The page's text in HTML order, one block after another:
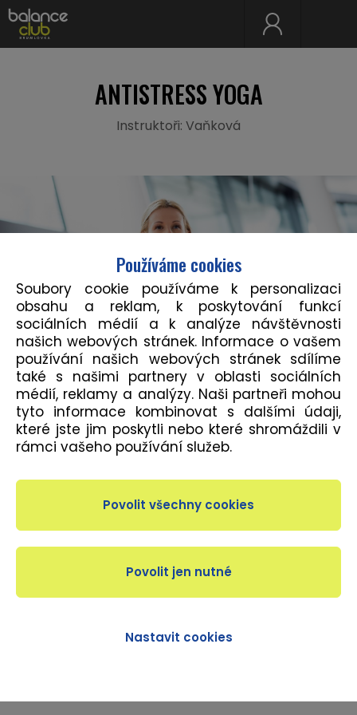
ANTISTRESS YOGA
Instruktoři: Vaňková
POPIS
Dechovým cvičením dochází k uvolňování
rovnováze těla. Lekce je vhodná pro začátečníky i
Používáme cookies
Soubory cookie používáme k personalizaci
obsahu a reklam, k poskytování funkcí
sociálních médií a k analýze návštěvnosti
našich webových stránek. Informace o vašem
používání našich webových stránek sdílíme
také s našimi partnery v oblasti sociálních
médií, reklamy a analýzy. Naši partneři mohou
tyto informace kombinovat s dalšími údaji,
které jste jim poskytli nebo které shromáždili v
rámci vašeho používání služeb.
Nastavit cookies